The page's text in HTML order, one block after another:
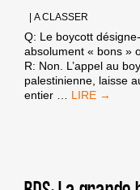
|A CLASSER
Q: Le boycott
absolument « bons »
R: Non. L’appel au
palestinienne, laisse
entier
LE
PRODUITS